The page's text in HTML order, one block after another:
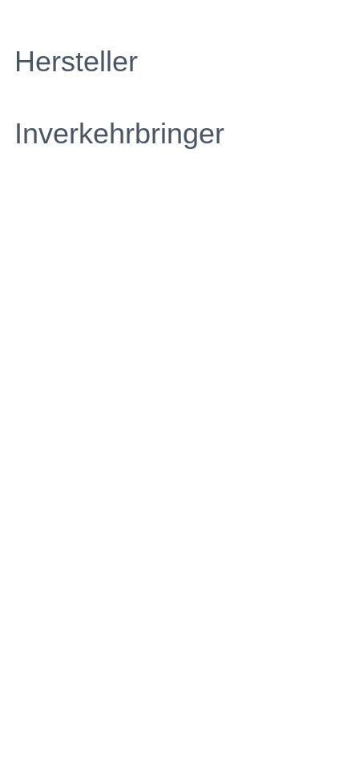
Hersteller
Inverkehrbringer